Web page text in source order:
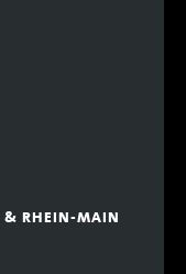
& RHEIN-MAIN